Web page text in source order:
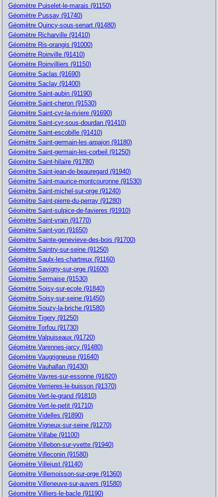
Géomètre Puiselet-le-marais (91150)
Géomètre Pussay (91740)
Géomètre Quincy-sous-senart (91480)
Géomètre Richarville (91410)
Géomètre Ris-orangis (91000)
Géomètre Roinville (91410)
Géomètre Roinvilliers (91150)
Géomètre Saclas (91690)
Géomètre Saclay (91400)
Géomètre Saint-aubin (91190)
Géomètre Saint-cheron (91530)
Géomètre Saint-cyr-la-riviere (91690)
Géomètre Saint-cyr-sous-dourdan (91410)
Géomètre Saint-escobille (91410)
Géomètre Saint-germain-les-arpajon (91180)
Géomètre Saint-germain-les-corbeil (91250)
Géomètre Saint-hilaire (91780)
Géomètre Saint-jean-de-beauregard (91940)
Géomètre Saint-maurice-montcouronne (91530)
Géomètre Saint-michel-sur-orge (91240)
Géomètre Saint-pierre-du-perray (91280)
Géomètre Saint-sulpice-de-favieres (91910)
Géomètre Saint-vrain (91770)
Géomètre Saint-yon (91650)
Géomètre Sainte-genevieve-des-bois (91700)
Géomètre Saintry-sur-seine (91250)
Géomètre Saulx-les-chartreux (91160)
Géomètre Savigny-sur-orge (91600)
Géomètre Sermaise (91530)
Géomètre Soisy-sur-ecole (91840)
Géomètre Soisy-sur-seine (91450)
Géomètre Souzy-la-briche (91580)
Géomètre Tigery (91250)
Géomètre Torfou (91730)
Géomètre Valpuiseaux (91720)
Géomètre Varennes-jarcy (91480)
Géomètre Vaugrigneuse (91640)
Géomètre Vauhallan (91430)
Géomètre Vayres-sur-essonne (91820)
Géomètre Verrieres-le-buisson (91370)
Géomètre Vert-le-grand (91810)
Géomètre Vert-le-petit (91710)
Géomètre Videlles (91890)
Géomètre Vigneux-sur-seine (91270)
Géomètre Villabe (91100)
Géomètre Villebon-sur-yvette (91940)
Géomètre Villeconin (91580)
Géomètre Villejust (91140)
Géomètre Villemoisson-sur-orge (91360)
Géomètre Villeneuve-sur-auvers (91580)
Géomètre Villiers-le-bacle (91190)